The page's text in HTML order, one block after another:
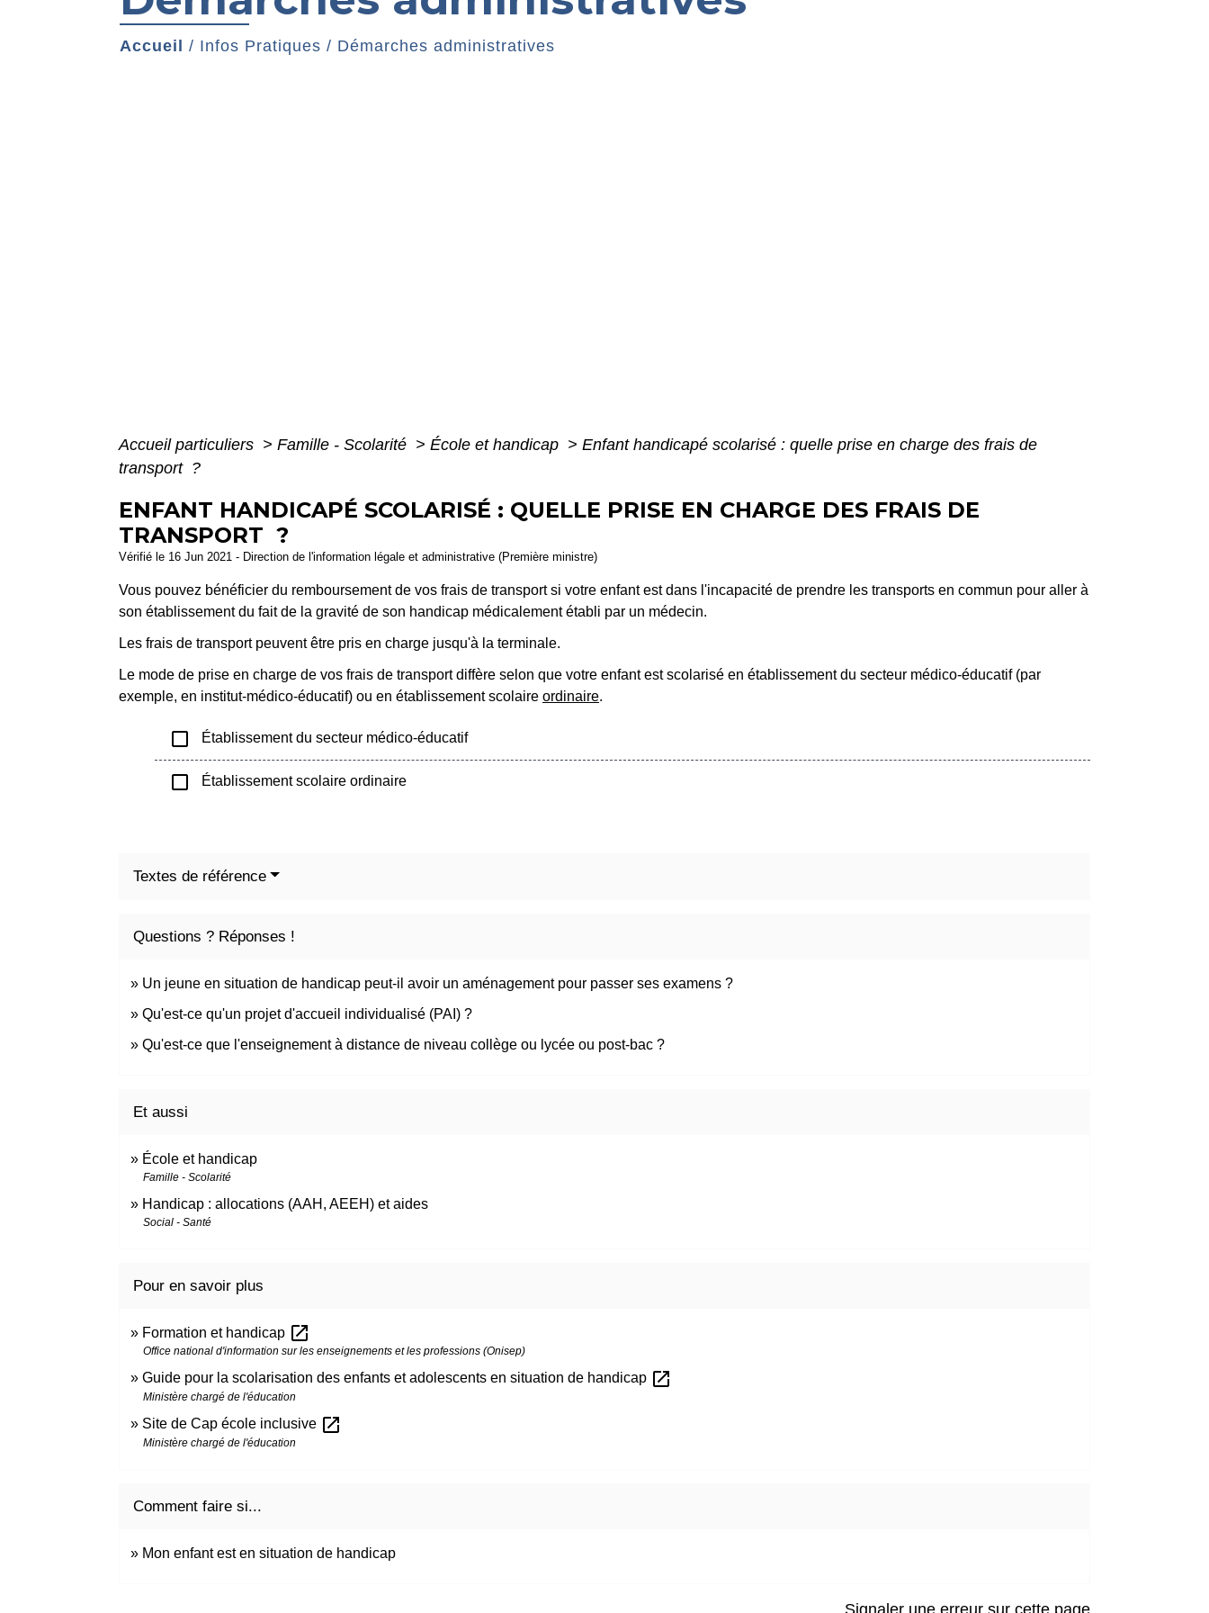
Accueil / Infos Pratiques / Démarches administratives
Accueil particuliers > Famille - Scolarité > École et handicap > Enfant handicapé scolarisé : quelle prise en charge des frais de
transport ?
ENFANT HANDICAPÉ SCOLARISÉ : QUELLE PRISE EN CHARGE DES FRAIS DE
TRANSPORT ?
Vérifié le 16 Jun 2021 - Direction de l'information légale et administrative (Première ministre)
Vous pouvez bénéficier du remboursement de vos frais de transport si votre enfant est dans l'incapacité de prendre les transports en commun pour aller à
son établissement du fait de la gravité de son handicap médicalement établi par un médecin.
Les frais de transport peuvent être pris en charge jusqu'à la terminale.
Le mode de prise en charge de vos frais de transport diffère selon que votre enfant est scolarisé en établissement du secteur médico-éducatif (par
exemple, en institut-médico-éducatif) ou en établissement scolaire ordinaire.
check_box_outline_blank Établissement du secteur médico-éducatif
check_box_outline_blank Établissement scolaire ordinaire
Textes de référence
Questions ? Réponses !
Un jeune en situation de handicap peut-il avoir un aménagement pour passer ses examens ?
Qu'est-ce qu'un projet d'accueil individualisé (PAI) ?
Qu'est-ce que l'enseignement à distance de niveau collège ou lycée ou post-bac ?
Et aussi
École et handicap
Famille - Scolarité
Handicap : allocations (AAH, AEEH) et aides
Social - Santé
Pour en savoir plus
Formation et handicap open_in_new
Office national d'information sur les enseignements et les professions (Onisep)
Guide pour la scolarisation des enfants et adolescents en situation de handicap open_in_new
Ministère chargé de l'éducation
Site de Cap école inclusive open_in_new
Ministère chargé de l'éducation
Comment faire si...
Mon enfant est en situation de handicap
Signaler une erreur sur cette page